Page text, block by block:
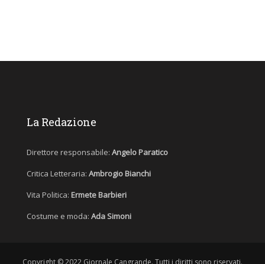
La Redazione
Direttore responsabile: Angelo Paratico
Critica Letteraria: Ambrogio Bianchi
Vita Politica: Ermete Barbieri
Costume e moda: Ada Simoni
Copyright © 2022 Giornale Cangrande. Tutti i diritti sono riservati.